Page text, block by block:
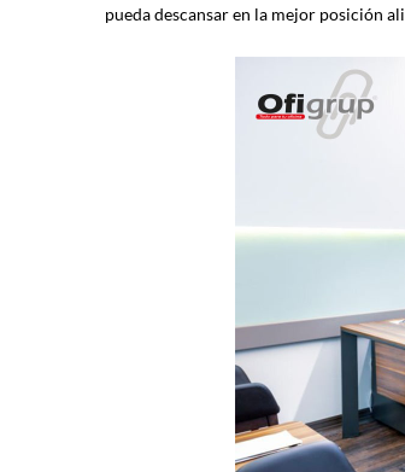
pueda descansar en la mejor posición